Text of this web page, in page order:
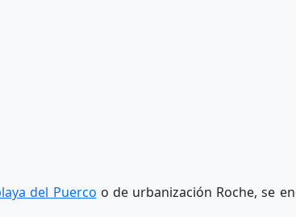
del Puerco o de urbanización Roche, se